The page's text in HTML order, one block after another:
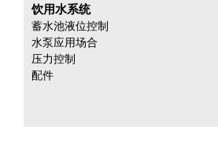
饮用水系统
蓄水池液位控制
水泵应用场合
压力控制
配件